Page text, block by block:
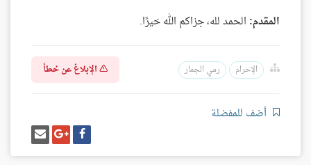
المقدم: الحمد لله، جزاكم الله خيرًا.
الإحرام رمي الجمار الإبلاغ عن خطأ
أضف للمفضلة
شارك
على
فيسبوك
شارك
على
غوغل
بلس
إرسل
إيميل